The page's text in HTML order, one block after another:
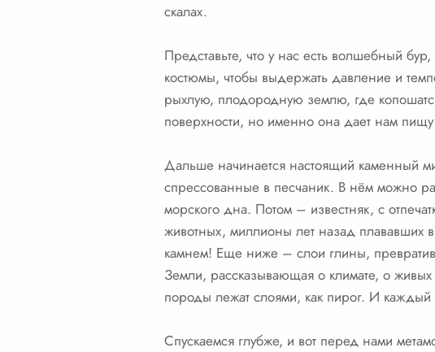
скалах.
Представьте, что у нас есть волшебный
костюмы, чтобы выдержать давление и
рыхлую, плодородную землю, где
поверхности, но именно она дает нам
Дальше начинается настоящий каменный
спрессованные в песчаник. В нём можно
морского дна. Потом – известняк, с
животных, миллионы лет назад плававших
камнем! Еще ниже – слои глины,
Земли, рассказывающая о климате, о
породы лежат слоями, как пирог. И
Спускаемся глубже, и вот перед нами